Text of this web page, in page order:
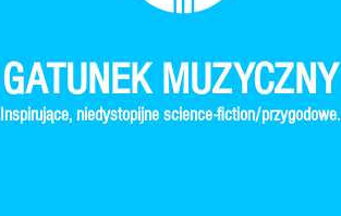
GATUNEK MUZYCZNY
Inspirujące, niedystopijne science-fiction/przygodowe.